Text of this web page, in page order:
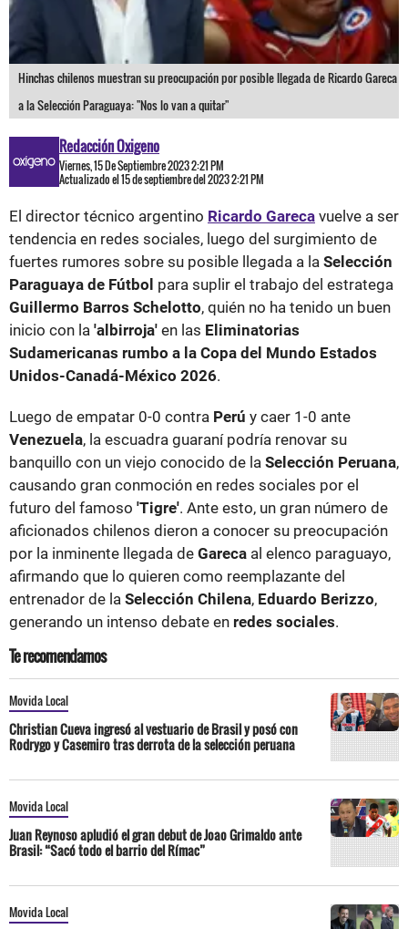
Hinchas chilenos muestran su preocupación por posible llegada de Ricardo Gareca
a la Selección Paraguaya: "Nos lo van a quitar"
Redacción Oxigeno
Viernes, 15 De Septiembre 2023 2:21 PM
Actualizado el 15 de septiembre del 2023 2:21 PM
El director técnico argentino Ricardo Gareca vuelve a ser
tendencia en redes sociales, luego del surgimiento de
fuertes rumores sobre su posible llegada a la Selección
Paraguaya de Fútbol para suplir el trabajo del estratega
Guillermo Barros Schelotto, quién no ha tenido un buen
inicio con la 'albirroja' en las Eliminatorias
Sudamericanas rumbo a la Copa del Mundo Estados
Unidos-Canadá-México 2026.
Luego de empatar 0-0 contra Perú y caer 1-0 ante
Venezuela, la escuadra guaraní podría renovar su
banquillo con un viejo conocido de la Selección Peruana,
causando gran conmoción en redes sociales por el
futuro del famoso 'Tigre'. Ante esto, un gran número de
aficionados chilenos dieron a conocer su preocupación
por la inminente llegada de Gareca al elenco paraguayo,
afirmando que lo quieren como reemplazante del
entrenador de la Selección Chilena, Eduardo Berizzo,
generando un intenso debate en redes sociales.
Te recomendamos
Movida Local
Christian Cueva ingresó al vestuario de Brasil y posó con
Rodrygo y Casemiro tras derrota de la selección peruana
Movida Local
Juan Reynoso apludió el gran debut de Joao Grimaldo ante
Brasil: “Sacó todo el barrio del Rímac”
Movida Local